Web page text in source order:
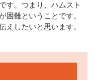
す。つまり、ハムスト
困難ということです。
えしたいと思います。